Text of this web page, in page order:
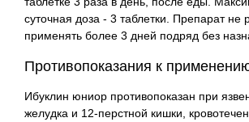
суточная доза - 3 таблетки. Препарат не
применять более 3 дней подряд без
Противопоказания к
Ибуклин юниор противопоказан при
желудка и 12-перстной кишки,